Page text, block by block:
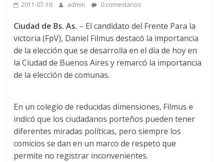
2011-07-10 admin 0 comentarios
Ciudad de Bs. As. – El candidato del Frente Para la
victoria (FpV), Daniel Filmus destacó la importancia
de la elección que se desarrolla en el día de hoy en
la Ciudad de Buenos Aires y remarcó la importancia
de la elección de comunas.
En un colegio de reducidas dimensiones, Filmus e
indicó que los ciudadanos porteños pueden tener
diferentes miradas políticas, pero siempre los
comicios se dan en un marco de respeto que
permite no registrar inconvenientes.